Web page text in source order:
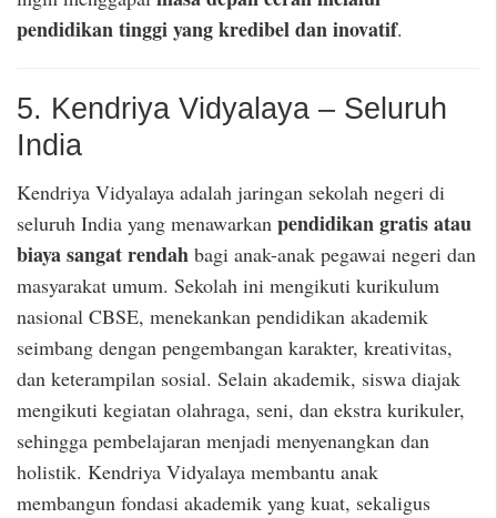
pendidikan tinggi yang kredibel dan inovatif.
5. Kendriya Vidyalaya – Seluruh
India
Kendriya Vidyalaya adalah jaringan sekolah negeri di
seluruh India yang menawarkan pendidikan gratis atau
biaya sangat rendah bagi anak-anak pegawai negeri dan
masyarakat umum. Sekolah ini mengikuti kurikulum
nasional CBSE, menekankan pendidikan akademik
seimbang dengan pengembangan karakter, kreativitas,
dan keterampilan sosial. Selain akademik, siswa diajak
mengikuti kegiatan olahraga, seni, dan ekstra kurikuler,
sehingga pembelajaran menjadi menyenangkan dan
holistik. Kendriya Vidyalaya membantu anak
membangun fondasi akademik yang kuat, sekaligus